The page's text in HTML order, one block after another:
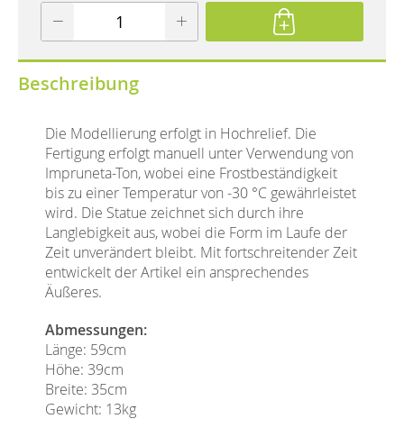
Beschreibung
Die Modellierung erfolgt in Hochrelief. Die
Fertigung erfolgt manuell unter Verwendung von
Impruneta-Ton, wobei eine Frostbeständigkeit
bis zu einer Temperatur von -30 °C gewährleistet
wird. Die Statue zeichnet sich durch ihre
Langlebigkeit aus, wobei die Form im Laufe der
Zeit unverändert bleibt. Mit fortschreitender Zeit
entwickelt der Artikel ein ansprechendes
Äußeres.
Abmessungen:
Länge: 59cm
Höhe: 39cm
Breite: 35cm
Gewicht: 13kg